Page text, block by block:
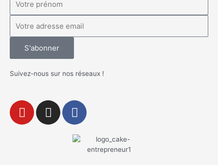
S'abonner
Suivez-nous sur nos réseaux !